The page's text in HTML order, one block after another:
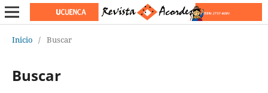
Inicio / Buscar
Buscar